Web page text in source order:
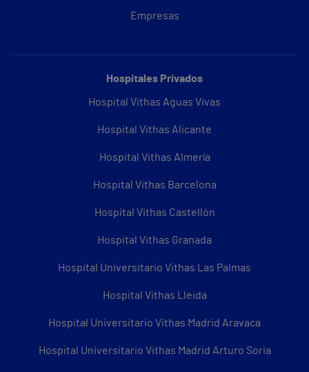
Empresas
Hospitales Privados
Hospital Vithas Aguas Vivas
Hospital Vithas Alicante
Hospital Vithas Almería
Hospital Vithas Barcelona
Hospital Vithas Castellón
Hospital Vithas Granada
Hospital Universitario Vithas Las Palmas
Hospital Vithas Lleida
Hospital Universitario Vithas Madrid Aravaca
Hospital Universitario Vithas Madrid Arturo Soria